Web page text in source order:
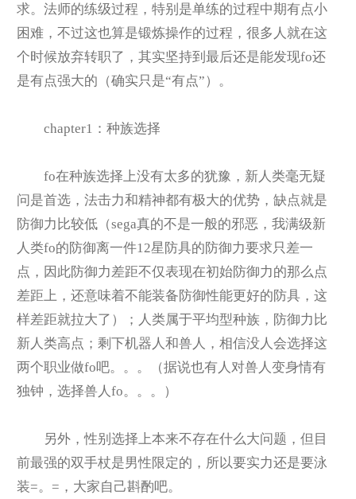
求。法师的练级过程，特别是单练的过程中期有点小
困难，不过这也算是锻炼操作的过程，很多人就在这
个时候放弃转职了，其实坚持到最后还是能发现fo还
是有点强大的（确实只是“有点”）。
chapter1 ：种族选择
fo在种族选择上没有太多的犹豫，新人类毫无疑
问是首选，法击力和精神都有极大的优势，缺点就是
防御力比较低（sega真的不是一般的邪恶，我满级新
人类fo的防御离一件12星防具的防御力要求只差一
点，因此防御力差距不仅表现在初始防御力的那么点
差距上，还意味着不能装备防御性能更好的防具，这
样差距就拉大了）；人类属于平均型种族，防御力比
新人类高点；剩下机器人和兽人，相信没人会选择这
两个职业做fo吧。。。（据说也有人对兽人变身情有
独钟，选择兽人fo。。。）
另外，性别选择上本来不存在什么大问题，但目
前最强的双手杖是男性限定的，所以要实力还是要泳
装=。=，大家自己斟酌吧。